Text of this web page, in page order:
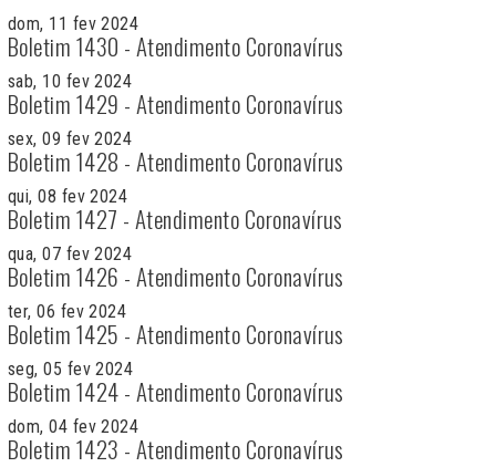
dom, 11 fev 2024
Boletim 1430 - Atendimento Coronavírus
sab, 10 fev 2024
Boletim 1429 - Atendimento Coronavírus
sex, 09 fev 2024
Boletim 1428 - Atendimento Coronavírus
qui, 08 fev 2024
Boletim 1427 - Atendimento Coronavírus
qua, 07 fev 2024
Boletim 1426 - Atendimento Coronavírus
ter, 06 fev 2024
Boletim 1425 - Atendimento Coronavírus
seg, 05 fev 2024
Boletim 1424 - Atendimento Coronavírus
dom, 04 fev 2024
Boletim 1423 - Atendimento Coronavírus